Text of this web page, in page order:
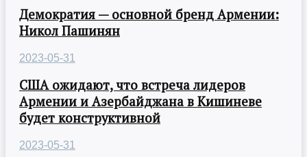
Демократия — основной бренд Армении:
Никол Пашинян
2023-05-31
США ожидают, что встреча лидеров
Армении и Азербайджана в Кишиневе
будет конструктивной
2023-05-31